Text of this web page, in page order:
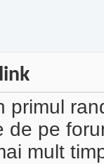
primul
de pe
mult